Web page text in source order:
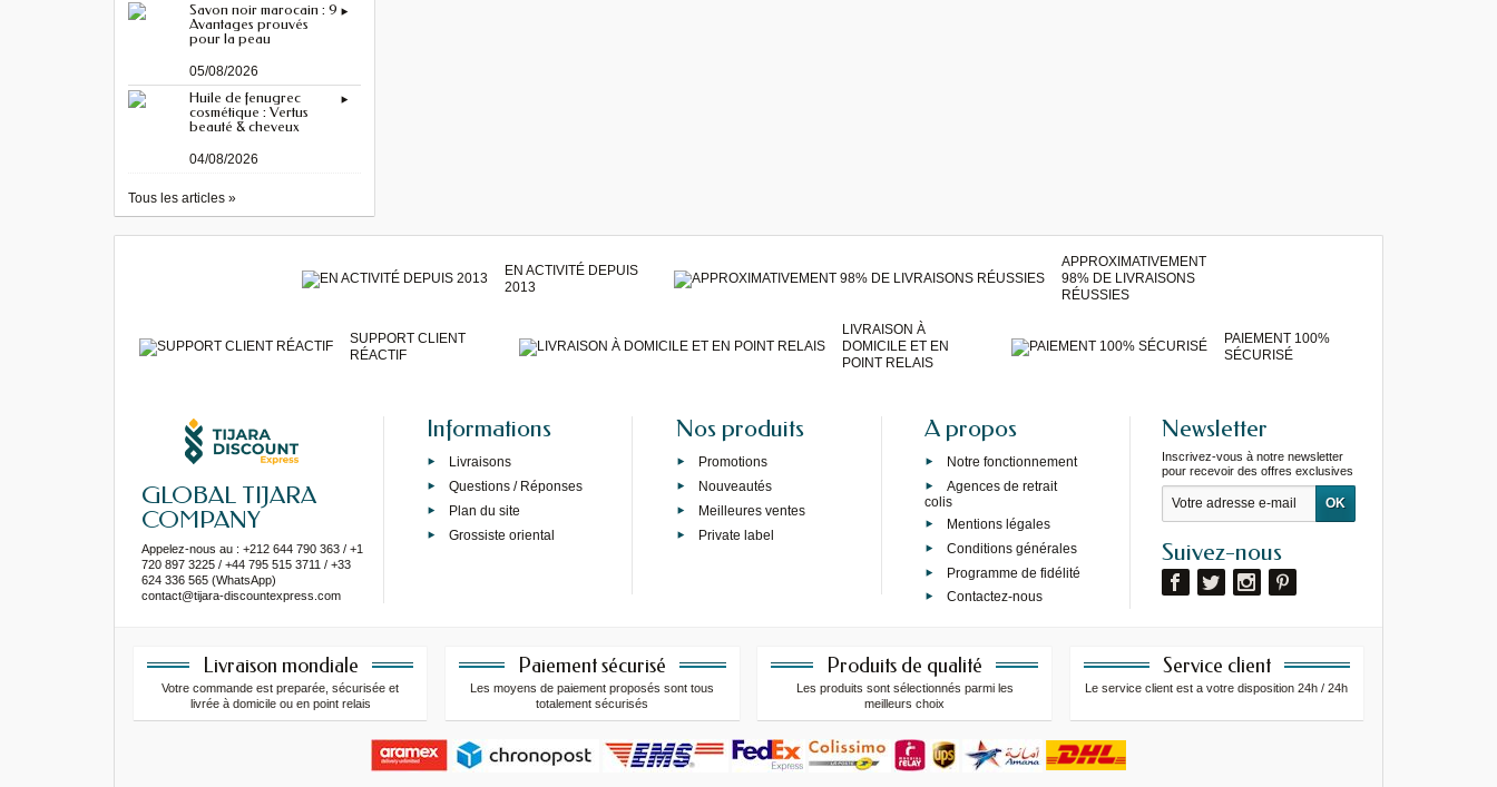
Savon noir marocain : 9
Avantages prouvés
pour la peau
05/08/2026
Huile de fenugrec
cosmétique : Vertus
beauté & cheveux
04/08/2026
Tous les articles »
EN ACTIVITÉ DEPUIS
2013
APPROXIMATIVEMENT
98% DE LIVRAISONS
RÉUSSIES
SUPPORT CLIENT
RÉACTIF
LIVRAISON À
DOMICILE ET EN
POINT RELAIS
PAIEMENT 100%
SÉCURISÉ
GLOBAL TIJARA
COMPANY
Appelez-nous au : +212 644 790 363 / +1
720 897 3225 / +44 795 515 3711 / +33
624 336 565 (WhatsApp)
contact@tijara-discountexpress.com
Informations
Livraisons
Questions / Réponses
Plan du site
Grossiste oriental
Nos produits
Promotions
Nouveautés
Meilleures ventes
Private label
A propos
Notre fonctionnement
Agences de retrait
colis
Mentions légales
Conditions générales
Programme de fidélité
Contactez-nous
Newsletter
Inscrivez-vous à notre newsletter
pour recevoir des offres exclusives
Suivez-nous
Livraison mondiale
Votre commande est preparée, sécurisée et
livrée à domicile ou en point relais
Paiement sécurisé
Les moyens de paiement proposés sont tous
totalement sécurisés
Produits de qualité
Les produits sont sélectionnés parmi les
meilleurs choix
Service client
Le service client est a votre disposition 24h / 24h